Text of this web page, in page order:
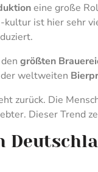
eine große
ist hier sehr
größten
weltweiten
zurück. Die
Dieser Trend